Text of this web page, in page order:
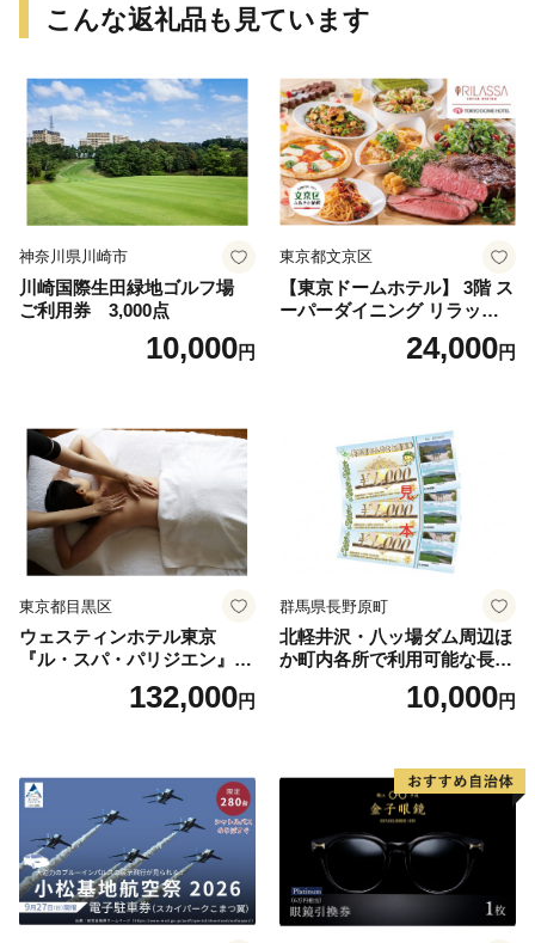
こんな返礼品も見ています
神奈川県川崎市
川崎国際生田緑地ゴルフ場
ご利用券 3,000点
10,000円
東京都文京区
【東京ドームホテル】 3階 ス
ーパーダイニング リラッサ
ランチブッフェ お食事券 大
人1名様分 関東 東京 ご利用
24,000円
東京都目黒区
ウェスティンホテル東京
『ル・スパ・パリジエン』選
べるボディセラピー90分/1名
132,000円
群馬県長野原町
北軽井沢・八ッ場ダム周辺ほ
か町内各所で利用可能な長野
原町ふるさと感謝券（3,000
円分）【トラベル 観光 旅行
10,000円